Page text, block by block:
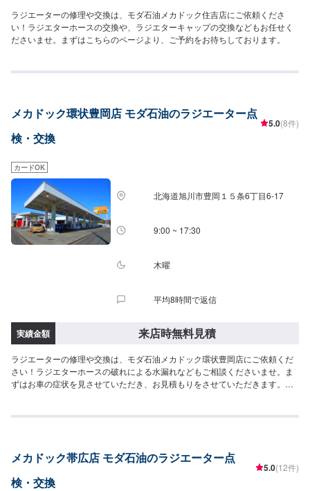
ラジエーターの修理や交換は、モダ石油メカドック住吉店にご依頼くださ
い！ラジエターホースの交換や、ラジエターキャップの交換などもお任せく
ださいませ。まずはこちらのページより、ご予約をお待ちしております。
メカドック環状豊岡店 モダ石油のラジエーター点
検・交換
5.0(8件)
カードOK
北海道旭川市豊岡１５条6丁目6-17
9:00 ~ 17:30
木曜
平均8時間で返信
実績金額 来店時無料見積
ラジエーターの修理や交換は、モダ石油メカドック環状豊岡店にご依頼くだ
さい！ラジエターホースの破れによる水漏れなどもご相談くださいませ。ま
ずはお車の症状を見させていただき、お見積もりをさせていただきます。ま
メカドック帯広店 モダ石油のラジエーター点
検・交換
5.0(12件)